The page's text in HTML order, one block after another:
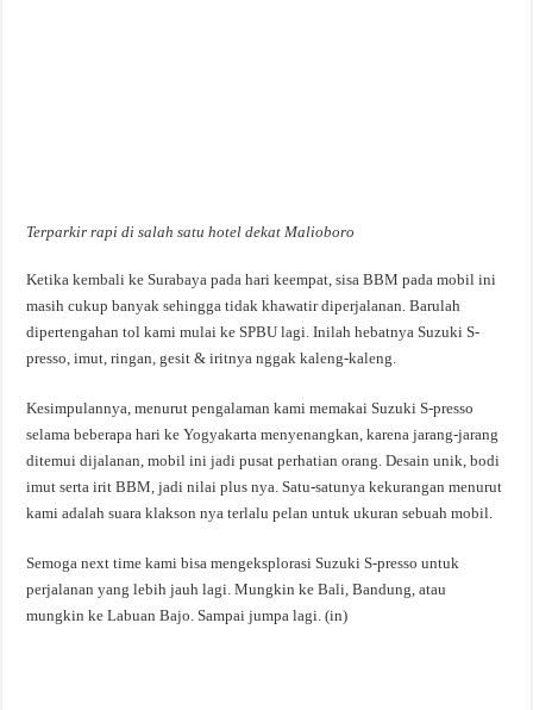
Terparkir rapi di salah satu hotel dekat Malioboro
Ketika kembali ke Surabaya pada hari keempat, sisa BBM pada mobil ini
masih cukup banyak sehingga tidak khawatir diperjalanan. Barulah
dipertengahan tol kami mulai ke SPBU lagi. Inilah hebatnya Suzuki S-
presso, imut, ringan, gesit & iritnya nggak kaleng-kaleng.
Kesimpulannya, menurut pengalaman kami memakai Suzuki S-presso
selama beberapa hari ke Yogyakarta menyenangkan, karena jarang-jarang
ditemui dijalanan, mobil ini jadi pusat perhatian orang. Desain unik, bodi
imut serta irit BBM, jadi nilai plus nya. Satu-satunya kekurangan menurut
kami adalah suara klakson nya terlalu pelan untuk ukuran sebuah mobil.
Semoga next time kami bisa mengeksplorasi Suzuki S-presso untuk
perjalanan yang lebih jauh lagi. Mungkin ke Bali, Bandung, atau
mungkin ke Labuan Bajo. Sampai jumpa lagi. (in)